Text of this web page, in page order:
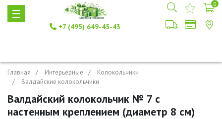
+7 (495) 649-45-43
0
Главная Интерьерные
Колокольчики
Валдайские колокольчики
Валдайский колокольчик № 7 с
настенным креплением (диаметр 8 см)